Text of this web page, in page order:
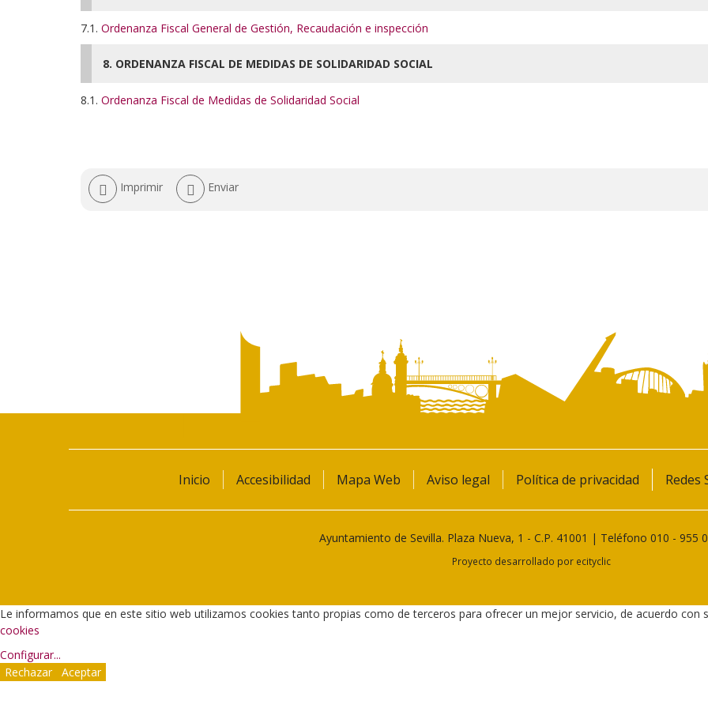
7.1. Ordenanza Fiscal General de Gestión, Recaudación e inspección
8. ORDENANZA FISCAL DE MEDIDAS DE SOLIDARIDAD SOCIAL
8.1. Ordenanza Fiscal de Medidas de Solidaridad Social
Acciones
Imprimir Enviar
Inicio Accesibilidad Mapa Web Aviso legal Política de privacidad Redes
Ayuntamiento de Sevilla. Plaza Nueva, 1 - C.P. 41001 | Teléfono 010 - 955
Proyecto desarrollado por ecityclic
Le informamos que en este sitio web utilizamos cookies tanto propias como de terceros para ofrecer un mejor servicio, de acuerdo con
cookies
Configurar...
Rechazar
Aceptar